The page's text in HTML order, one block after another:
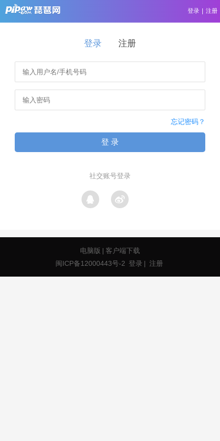
登录 注册
登录 注册
忘记密码？
登 录
社交账号登录
电脑版 | 客户端下载
闽ICP备12000443号-2 登录 | 注册